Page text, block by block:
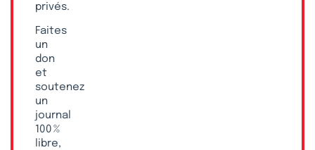
privés.
Faites
un
don
et
soutenez
un
journal
100 %
libre,